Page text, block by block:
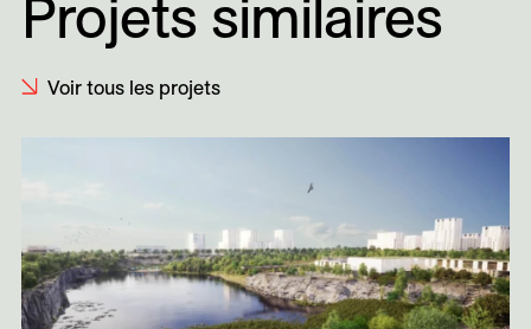
Projets similaires
Voir tous les projets